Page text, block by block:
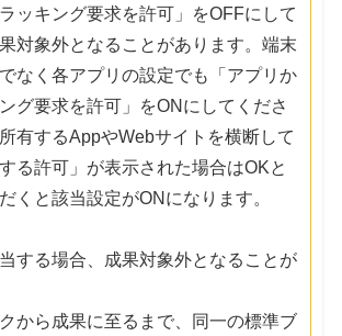
ッキング要求を許可」をOFFにして
対象外となることがあります。端末
なく各アプリの設定でも「アプリか
グ要求を許可」をONにしてくださ
有するAppやWebサイトを横断して
る許可」が表示された場合はOKと
くと該当設定がONになります。
する場合、成果対象外となることが
から成果に至るまで、同一の標準ブ